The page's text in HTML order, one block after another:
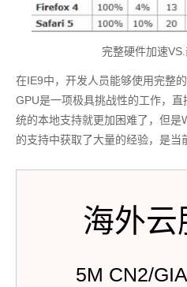
完整硬件加速
在IE9中，开发人员能够使用完整
GPU是一项极具挑战性的工作，
统的本地支持就更加困难了，但是
的支持中获取了大量的经验，是当
海外云
5M CN2/